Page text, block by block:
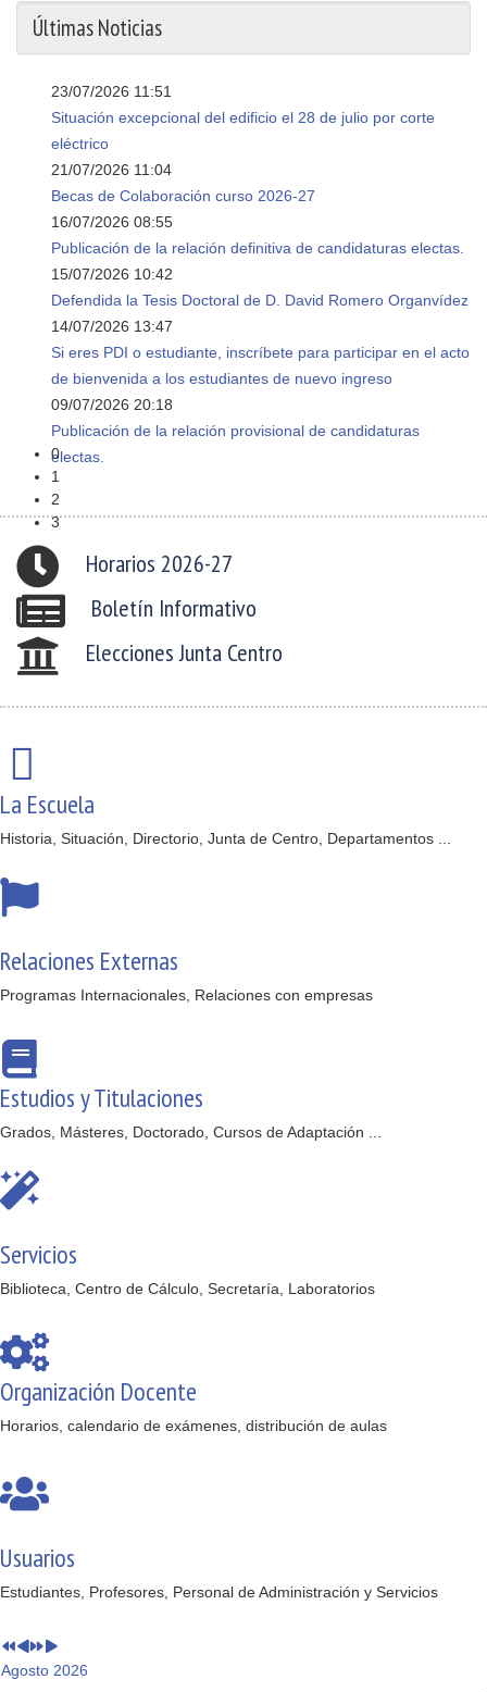
0
1
2
3
Últimas Noticias
23/07/2026 11:51
Situación excepcional del edificio el 28 de julio por corte
eléctrico
21/07/2026 11:04
Becas de Colaboración curso 2026-27
16/07/2026 08:55
Publicación de la relación definitiva de candidaturas electas.
15/07/2026 10:42
Defendida la Tesis Doctoral de D. David Romero Organvídez
14/07/2026 13:47
Si eres PDI o estudiante, inscríbete para participar en el acto
de bienvenida a los estudiantes de nuevo ingreso
09/07/2026 20:18
Publicación de la relación provisional de candidaturas
electas.
Horarios 2026-27
Boletín Informativo
Elecciones Junta Centro
La Escuela
Historia, Situación, Directorio, Junta de Centro, Departamentos ...
Relaciones Externas
Programas Internacionales, Relaciones con empresas
Estudios y Titulaciones
Grados, Másteres, Doctorado, Cursos de Adaptación ...
Servicios
Biblioteca, Centro de Cálculo, Secretaría, Laboratorios
Organización Docente
Horarios, calendario de exámenes, distribución de aulas
Usuarios
Estudiantes, Profesores, Personal de Administración y Servicios
Agosto 2026